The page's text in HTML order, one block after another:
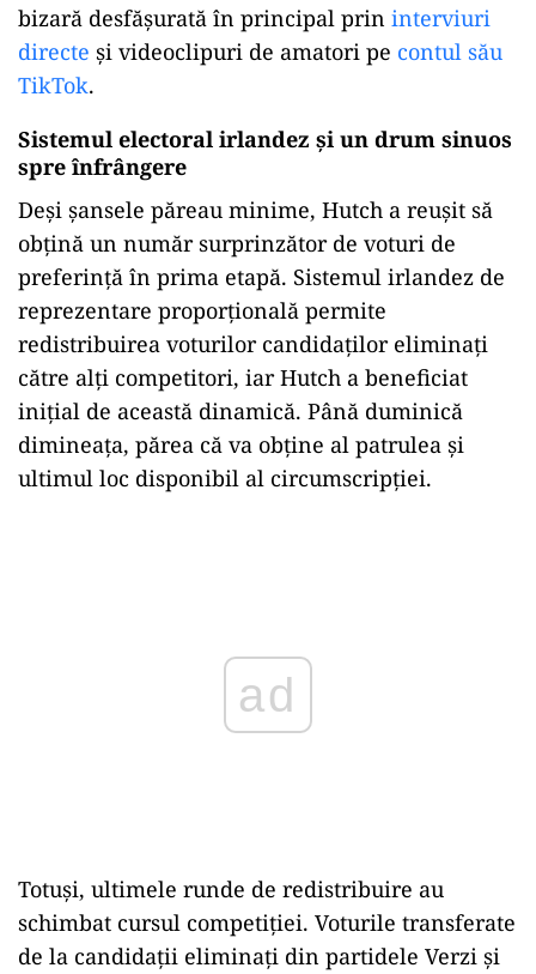
bizară desfășurată în principal prin interviuri
directe și videoclipuri de amatori pe contul său
TikTok.
Sistemul electoral irlandez și un drum sinuos
spre înfrângere
Deși șansele păreau minime, Hutch a reușit să
obțină un număr surprinzător de voturi de
preferință în prima etapă. Sistemul irlandez de
reprezentare proporțională permite
redistribuirea voturilor candidaților eliminați
către alți competitori, iar Hutch a beneficiat
inițial de această dinamică. Până duminică
dimineața, părea că va obține al patrulea și
ultimul loc disponibil al circumscripției.
Totuși, ultimele runde de redistribuire au
schimbat cursul competiției. Voturile transferate
de la candidații eliminați din partidele Verzi și